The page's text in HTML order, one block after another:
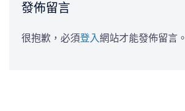
發佈留言
很抱歉，必須登入網站才能發佈留言。